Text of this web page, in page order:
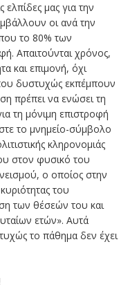
μας για την
οι ανά την
το 80% των
Απαιτούνται χρόνος,
και επιμονή, όχι
δυστυχώς εκπέμπουν
πρέπει να ενώσει τη
τη μόνιμη επιστροφή
το μνημείο-σύμβολο
κληρονομιάς
στον φυσικό του
ο οποίος στην
του
των θέσεών του και
ετών». Αυτά
το πάθημα δεν έχει